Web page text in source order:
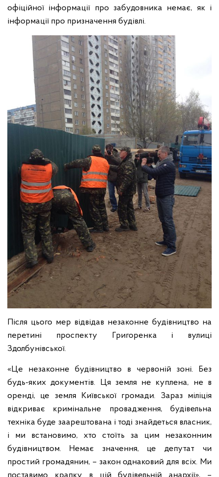
офіційної інформації про забудовника немає, як і
інформації про призначення будівлі.
Після цього мер відвідав незаконне будівництво на
перетині проспекту Григоренка і вулиці
Здолбунівської.
«Це незаконне будівництво в червоній зоні. Без
будь-яких документів. Ця земля не куплена, не в
оренді, це земля Київської громади. Зараз міліція
відкриває кримінальне провадження, будівельна
техніка буде заарештована і тоді знайдеться власник,
і ми встановимо, хто стоїть за цим незаконним
будівництвом. Немає значення, це депутат чи
простий громадянин, – закон однаковий для всіх. Ми